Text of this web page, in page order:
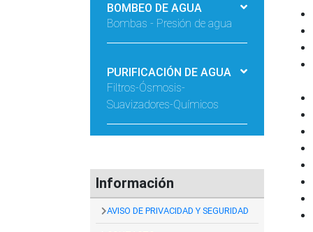
BOMBEO DE AGUA
Bombas - Presión de agua
PURIFICACIÓN DE AGUA
Filtros-Ósmosis-
Suavizadores-Químicos
Información
AVISO DE PRIVACIDAD Y SEGURIDAD